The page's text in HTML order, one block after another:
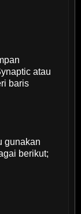
atau
baris
gunakan
berikut;